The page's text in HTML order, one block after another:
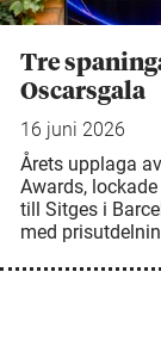
Tre
Oscarsgala
16 juni 2026
Årets upplaga
Awards,
till Sitges i
med